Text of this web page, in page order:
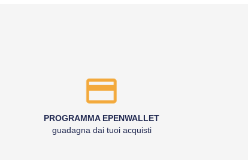
PROGRAMMA EPENWALLET
guadagna dai tuoi acquisti